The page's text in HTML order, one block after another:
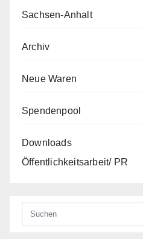
Sachsen-Anhalt
Archiv
Neue Waren
Spendenpool
Downloads
Öffentlichkeitsarbeit/ PR